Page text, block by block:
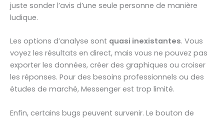
juste sonder l’avis d’une seule personne de manière
ludique.
Les options d’analyse sont quasi inexistantes. Vous
voyez les résultats en direct, mais vous ne pouvez pas
exporter les données, créer des graphiques ou croiser
les réponses. Pour des besoins professionnels ou des
études de marché, Messenger est trop limité.
Enfin, certains bugs peuvent survenir. Le bouton de